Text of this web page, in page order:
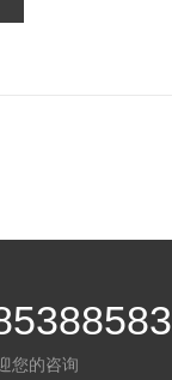
您的咨询